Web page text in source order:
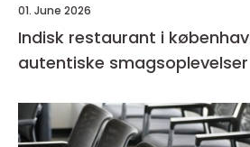
01. June 2026
Indisk restaurant i
autentiske smagsoplevelser